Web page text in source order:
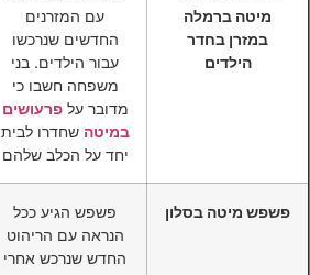
מיטה ברמלה
במזרן בחדר
הילדים
עם המזרנים
החדשים שנרכשו
עבור הילדים. בני
משפחה חשבו כי
מדובר עלפרעושים
במיטה שחדרו לבית
יחד על הכלב שלהם
פשפש מיטה בסלון
פשפש הגיע ככל
הנראה עם הריהוט
החדש שנרכש אחרי